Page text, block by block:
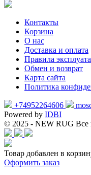
Контакты
Корзина
О нас
Доставка и оплата
Правила
Обмен и возврат
Карта сайта
Политика
+74952264606
Powered by IDBI
© 2025 - NEW RUG Все
Товар добавлен в
Оформить заказ